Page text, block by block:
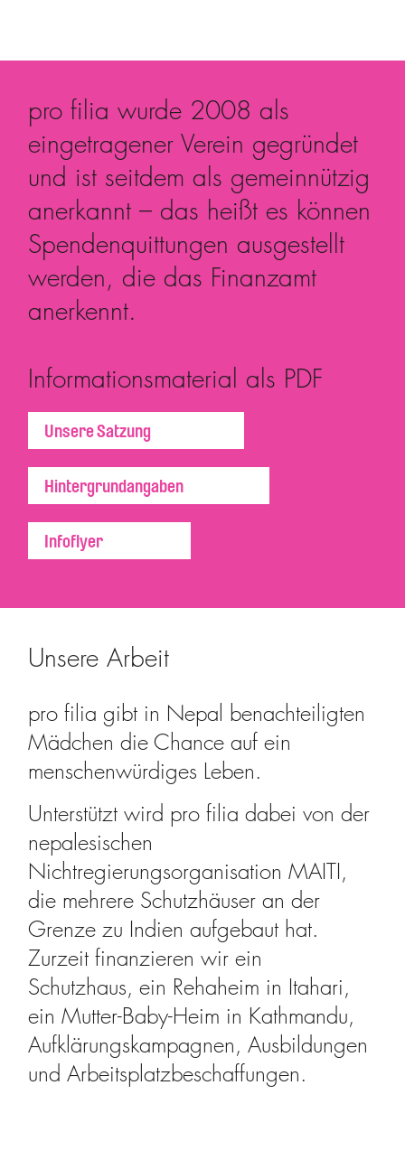
Unsere Arbeit
pro filia gibt in Nepal benachteiligten
Mädchen die Chance auf ein
menschenwürdiges Leben.
Unterstützt wird pro filia dabei von der
nepalesischen
Nichtregierungsorganisation MAITI,
die mehrere Schutzhäuser an der
Grenze zu Indien aufgebaut hat.
Zurzeit finanzieren wir ein
Schutzhaus, ein Rehaheim in Itahari,
ein Mutter-Baby-Heim in Kathmandu,
Aufklärungskampagnen, Ausbildungen
und Arbeitsplatzbeschaffungen.
pro filia wurde 2008 als
eingetragener Verein gegründet
und ist seitdem als gemeinnützig
anerkannt – das heißt es können
Spendenquittungen ausgestellt
werden, die das Finanzamt
anerkennt.
Informationsmaterial als PDF
Unsere Satzung
Hintergrundangaben
Infoflyer